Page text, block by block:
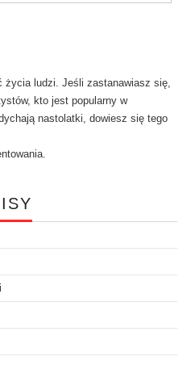
życia ludzi. Jeśli zastanawiasz się,
kto jest popularny w
nastolatki, dowiesz się tego